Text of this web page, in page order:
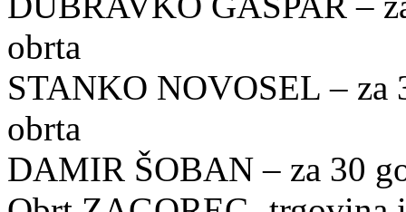
obrta
STANKO NOVOSEL – za
obrta
DAMIR ŠOBAN – za 30